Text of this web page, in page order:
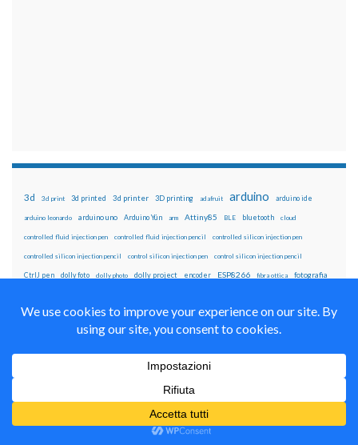
3d 3d print 3d printed 3d printer 3D printing adafruit arduino arduino ide
arduino leonardo arduino uno Arduino Yún arm Attiny85 BLE bluetooth cloud
controlled fluid injection pen controlled fluid injection pencil controlled silicon injection pen
controlled silicon injection pencil control silicon injection pen control silicon injection pencil
CtrlJ pen dolly foto dolly photo dolly project encoder ESP8266 fibra ottica fotografia
lampadario con fibre ottiche lasercut laser cut lcd lcd 16x2 led led rgb Linux
MKR1000 motori bipolari motori passo-passo motori stepper
passo-passo pcb penna automatica
penna per silicone automatica
raspberry pi Raspberry Pi 3
robot robotica RPi rtc servo servomotori sketch